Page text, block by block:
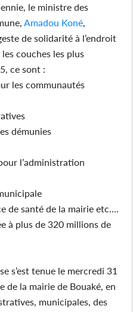
le ministre des
Amadou Koné
de solidarité à l’endroit
couches les plus
ce sont :
les communautés
démunies
l’administration
de santé de la mairie ⁠etc….
à plus de 320 millions de
s’est tenue le mercredi 31
de la mairie de Bouaké, en
municipales, des